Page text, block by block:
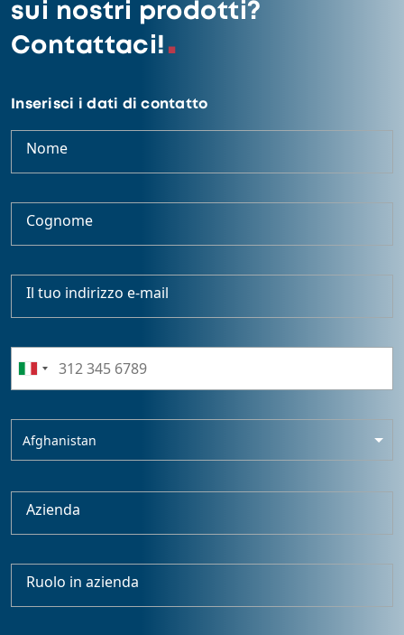
sui nostri prodotti?
Contattaci!
Inserisci i dati di contatto
Nome
Cognome
Il tuo indirizzo e-mail
Afghanistan
Azienda
Ruolo in azienda